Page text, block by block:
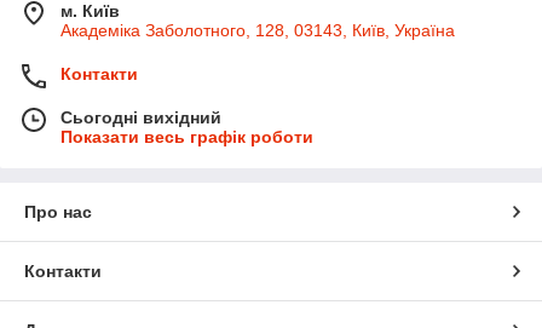
м. Київ
Академіка Заболотного, 128, 03143, Київ, Україна
Контакти
Сьогодні вихідний
Показати весь графік роботи
Про нас
Контакти